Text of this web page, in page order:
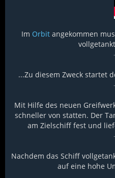
Im Orbit angekommen
...Zu diesem Zweck startet
Mit Hilfe des neuen
schneller von statten. Der
am Zielschiff fest und
Nachdem das Schiff
auf eine hohe